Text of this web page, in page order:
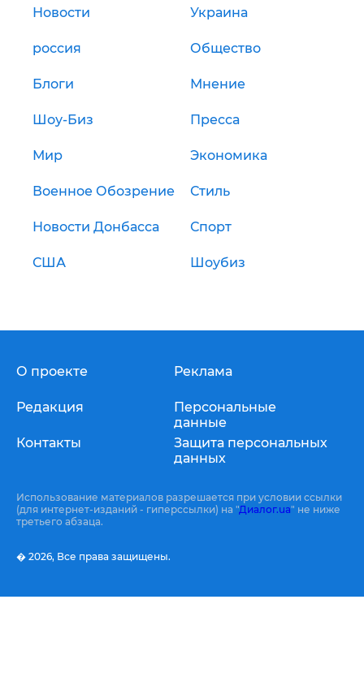
Новости Украина
россия Общество
Блоги Мнение
Шоу-Биз Пресса
Мир Экономика
Военное Обозрение Стиль
Новости Донбасса Спорт
США Шоубиз
О проекте
Редакция
Контакты
Реклама
Персональные
данные
Защита персональных
данных
Использование материалов разрешается при условии ссылки
(для интернет-изданий - гиперссылки) на "Диалог.ua" не ниже
третьего абзаца.
� 2026, Все права защищены.